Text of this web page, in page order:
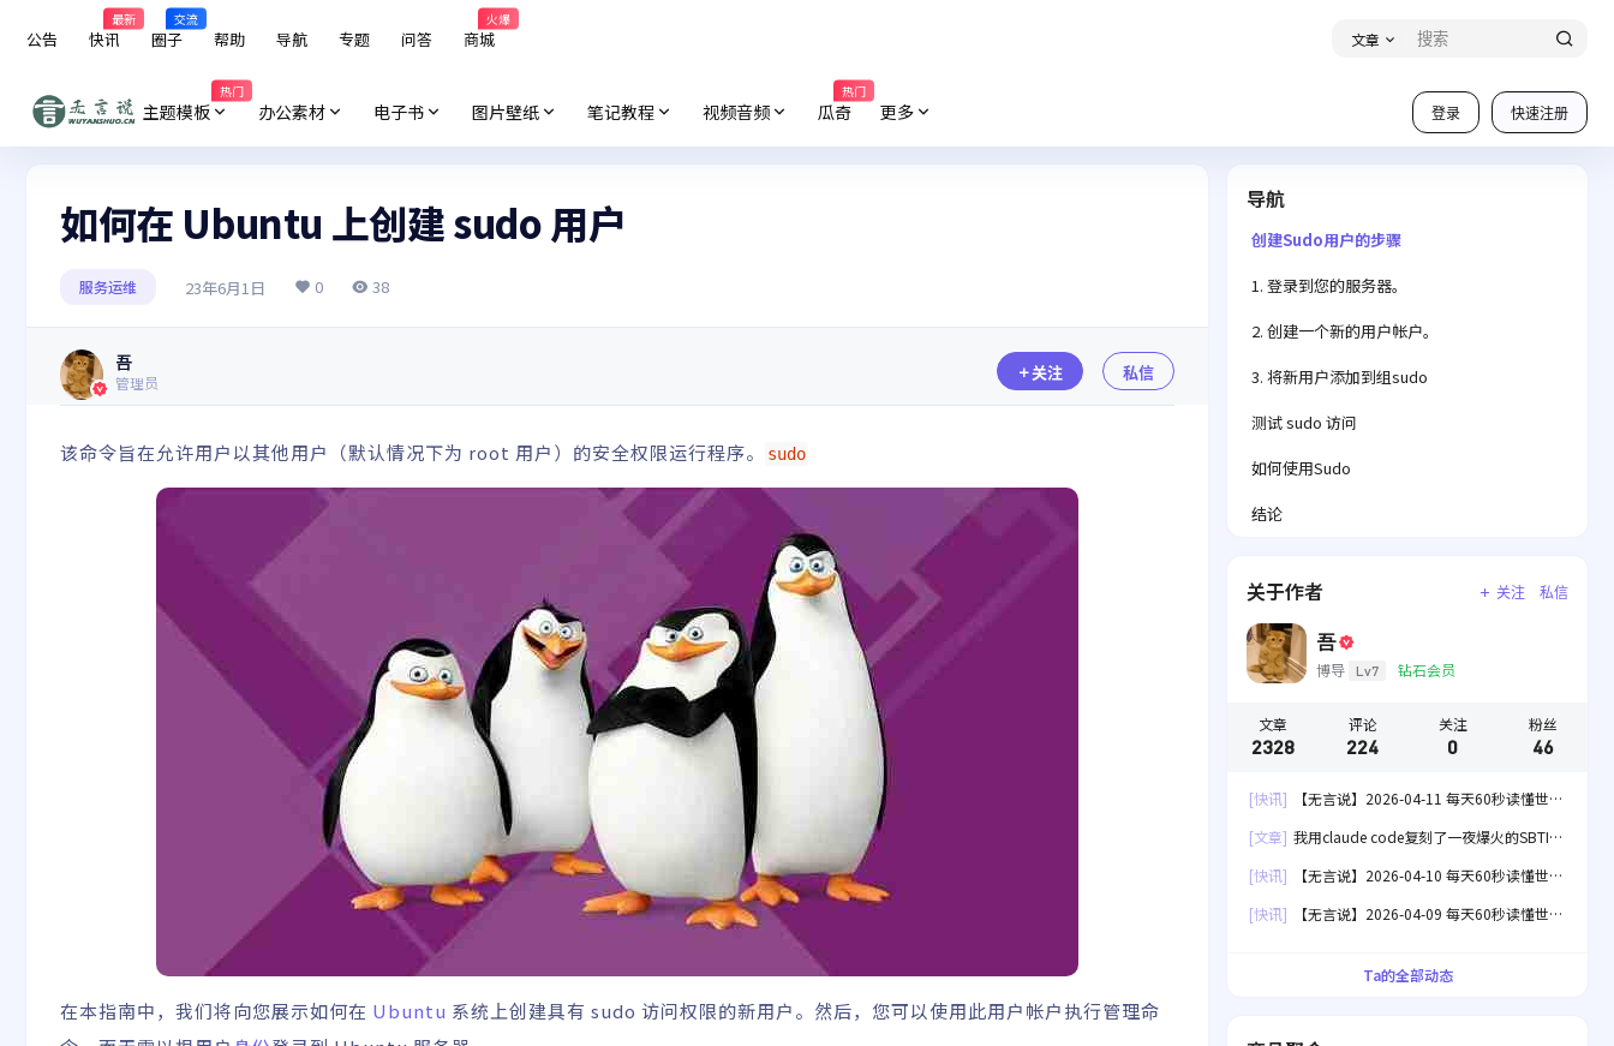
公告 快讯
最新
圈子
交流
帮助 导航 专题 问答 商城
火爆
文章
登录 快速注册
主题模板
热门
办公素材 电子书 图片壁纸 笔记教程 视频音频 瓜奇
热门
更多
如何在 Ubuntu 上创建 sudo 用户
服务运维 23年6月1日 0 38
吾
管理员 关注 私信
该命令旨在允许用户以其他用户（默认情况下为 root 用户）的安全权限运行程序。 sudo
在本指南中，我们将向您展示如何在 Ubuntu 系统上创建具有 sudo 访问权限的新用户。然后，您可以使用此用户帐户执行管理命
导航
创建Sudo用户的步骤
1. 登录到您的服务器。
2. 创建一个新的用户帐户。
3. 将新用户添加到组sudo
测试 sudo 访问
如何使用Sudo
结论
关于作者 关注 私信
吾
博导 Lv7 钻石会员
文章
2328
评论
224
关注
0
粉丝
46
[快讯]
【无言说】2026-04-11 每天60秒读懂世
[文章] 我用claude code复刻了一夜爆火的SBTI
[快讯]
【无言说】2026-04-10 每天60秒读懂世
[快讯]
【无言说】2026-04-09 每天60秒读懂世
Ta的全部动态